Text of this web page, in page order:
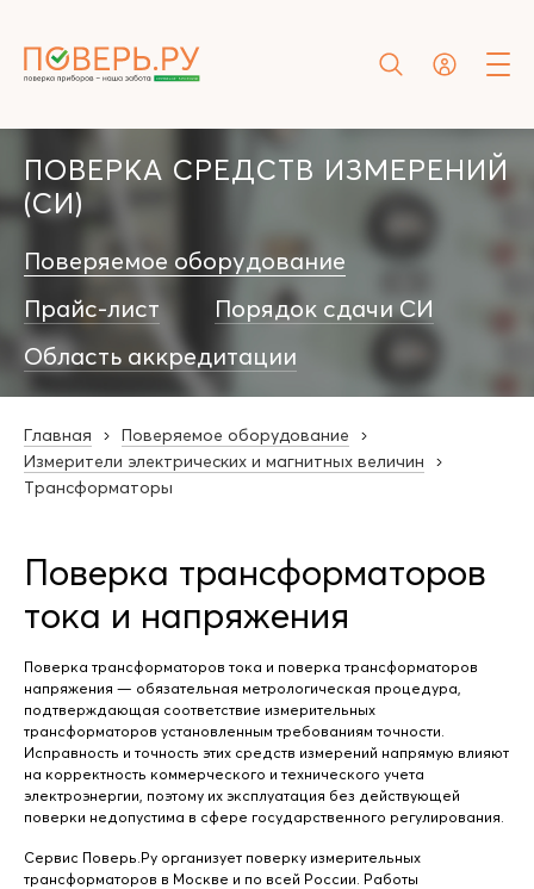
ПОВЕРКА СРЕДСТВ ИЗМЕРЕНИЙ
(СИ)
Поверяемое оборудование
Прайс-лист
Порядок сдачи СИ
Область аккредитации
Главная
Поверяемое оборудование
Измерители электрических и магнитных величин
Трансформаторы
Поверка трансформаторов
тока и напряжения
Поверка трансформаторов тока и поверка трансформаторов
напряжения — обязательная метрологическая процедура,
подтверждающая соответствие измерительных
трансформаторов установленным требованиям точности.
Исправность и точность этих средств измерений напрямую влияют
на корректность коммерческого и технического учета
электроэнергии, поэтому их эксплуатация без действующей
поверки недопустима в сфере государственного регулирования.
Сервис Поверь.Ру организует поверку измерительных
трансформаторов в Москве и по всей России. Работы